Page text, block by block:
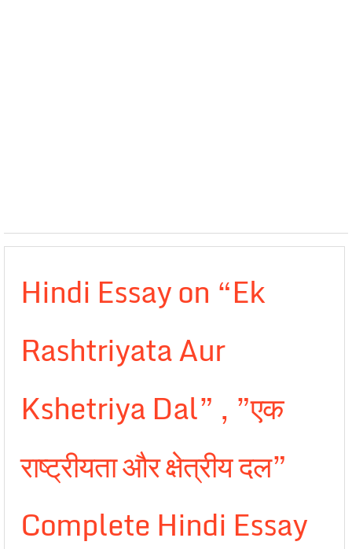
Hindi Essay on “Ek
Rashtriyata Aur
Kshetriya Dal” , ”एक
राष्ट्रीयता और क्षेत्रीय दल”
Complete Hindi Essay